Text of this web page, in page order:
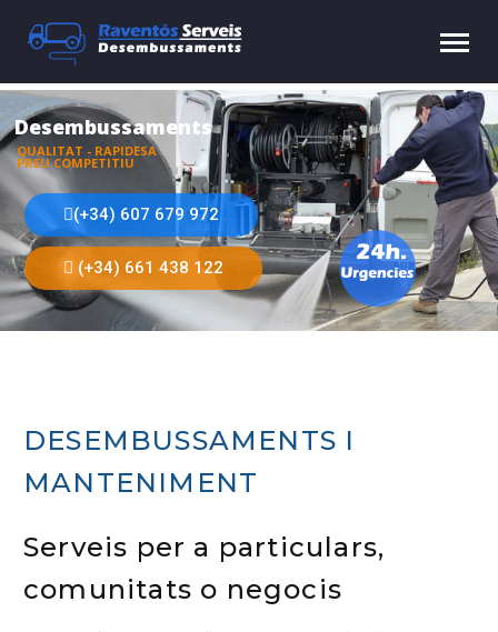
(+34) 661 438 122
(+34) 607 679 972
Desembussaments
QUALITAT - RAPIDESA
PREU COMPETITIU
DESEMBUSSAMENTS I
MANTENIMENT
Serveis per a particulars,
comunitats o negocis